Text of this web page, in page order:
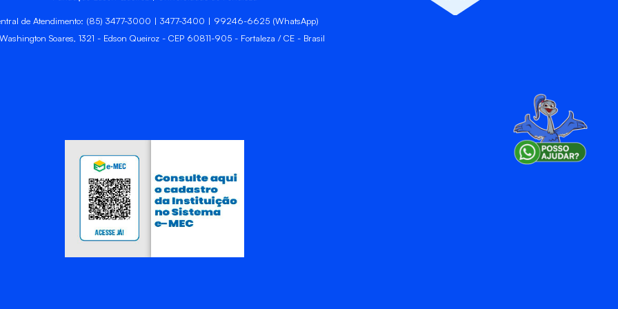
de Atendimento: (85) 3477-3000 | 3477-3400 | 99246-6625 (WhatsApp)
Soares, 1321 - Edson Queiroz - CEP 60811-905 - Fortaleza / CE - Brasil